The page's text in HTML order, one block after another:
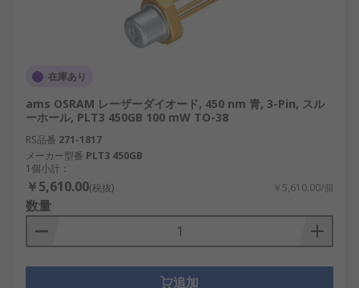
在庫あり
ams OSRAM レーザーダイオード, 450 nm 青, 3-Pin, スル
ーホール, PLT3 450GB 100 mW TO-38
RS品番 271-1817
メーカー型番 PLT3 450GB
1個小計：
￥5,610.00(税抜) ￥5,610.00/個
数量
追加